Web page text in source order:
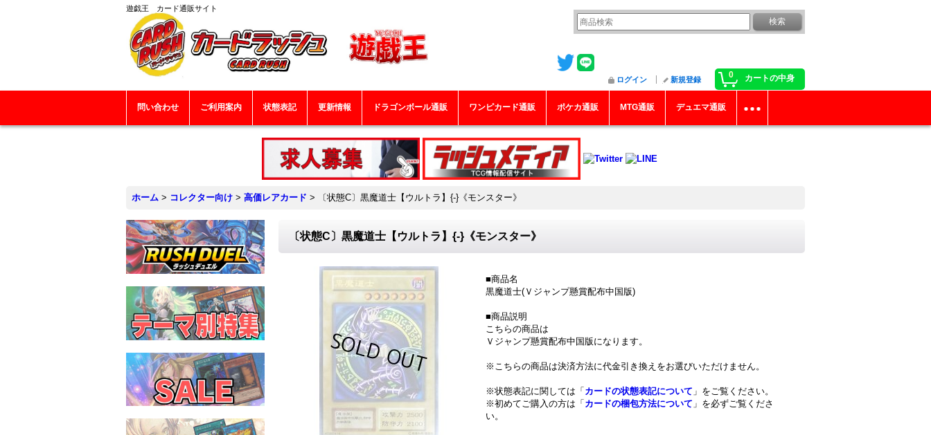
遊戯王 カード通販サイト
0 カートの中身
ログイン 新規登録
問い合わせ ご利用案内 状態表記 更新情報 ドラゴンボール通販 ワンピカード通販 ポケカ通販 MTG通販 デュエマ通販
ホーム > コレクター向け > 高価レアカード > 〔状態C〕黒魔道士【ウルトラ】{-}《モンスター》
〔状態C〕黒魔道士【ウルトラ】{-}《モンスター》
■商品名
黒魔道士(Ｖジャンプ懸賞配布中国版)
■商品説明
こちらの商品は
Ｖジャンプ懸賞配布中国版になります。
※こちらの商品は決済方法に代金引き換えをお選びいただけません。
※状態表記に関しては「 カードの状態表記について 」をご覧ください。
※初めてご購入の方は「 カードの梱包方法について 」を必ずご覧くださ
い。